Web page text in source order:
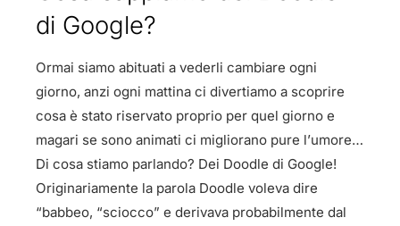
di Google?
Ormai siamo abituati a vederli cambiare ogni
giorno, anzi ogni mattina ci divertiamo a scoprire
cosa è stato riservato proprio per quel giorno e
magari se sono animati ci migliorano pure l’umore…
Di cosa stiamo parlando? Dei Doodle di Google!
Originariamente la parola Doodle voleva dire
“babbeo, “sciocco” e derivava probabilmente dal